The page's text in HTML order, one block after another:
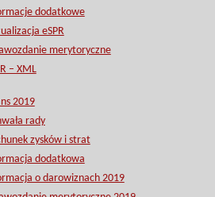
dodatkowe
eSPR
merytoryczne
– XML
2019
rady
zysków i strat
dodatkowa
o darowiznach 2019